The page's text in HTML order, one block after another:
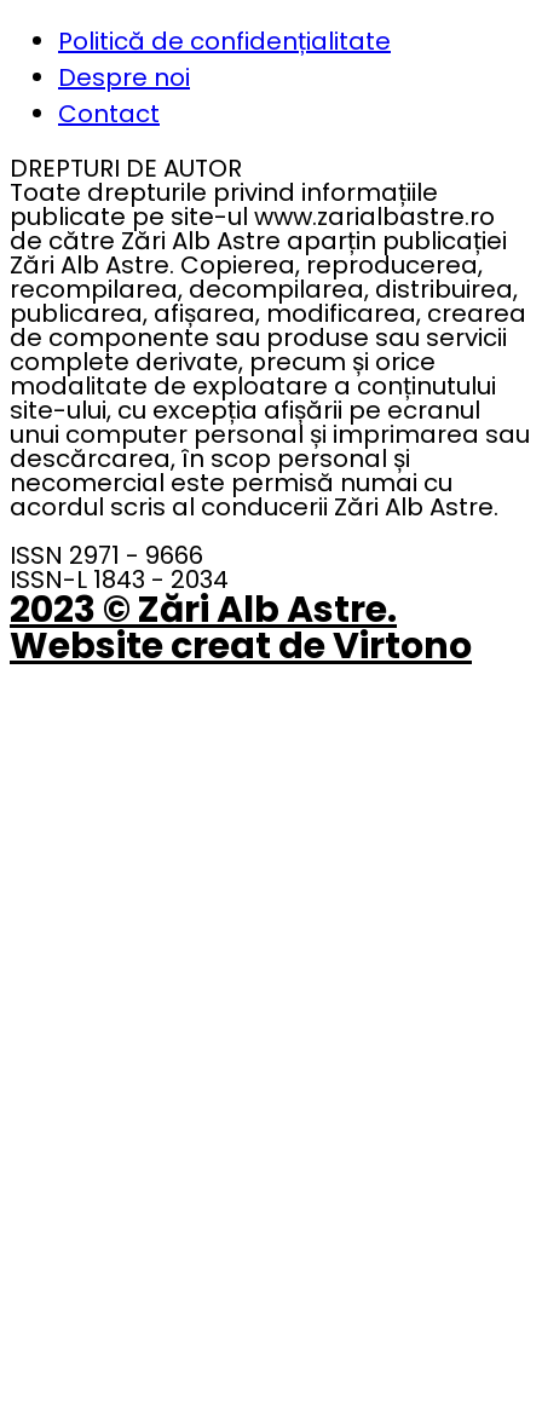
Politică de confidențialitate
Despre noi
Contact
DREPTURI DE AUTOR
Toate drepturile privind informațiile
publicate pe site-ul www.zarialbastre.ro
de către Zări Alb Astre aparțin publicației
Zări Alb Astre. Copierea, reproducerea,
recompilarea, decompilarea, distribuirea,
publicarea, afișarea, modificarea, crearea
de componente sau produse sau servicii
complete derivate, precum și orice
modalitate de exploatare a conținutului
site-ului, cu excepția afișării pe ecranul
unui computer personal și imprimarea sau
descărcarea, în scop personal și
necomercial este permisă numai cu
acordul scris al conducerii Zări Alb Astre.
ISSN 2971 - 9666
ISSN-L 1843 - 2034
2023 © Zări Alb Astre.
Website creat de Virtono